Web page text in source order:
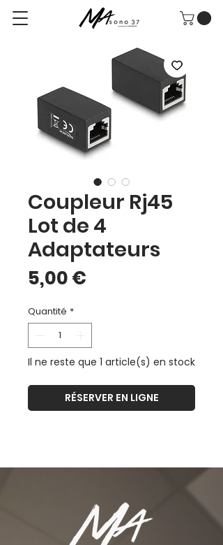
Coupleur Rj45
Lot de 4
Adaptateurs
5,00 €
Quantité *
Il ne reste que 1 article(s) en stock
RÉSERVER EN LIGNE